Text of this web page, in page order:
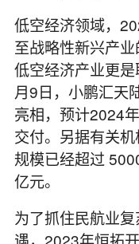
低空经济领域，
至战略性新兴产
低空经济产业更
月9日，小鹏汇天
亮相，预计2024
交付。另据有关
规模已经超过
亿元。
为了抓住民航业
遇，2023年恒拓